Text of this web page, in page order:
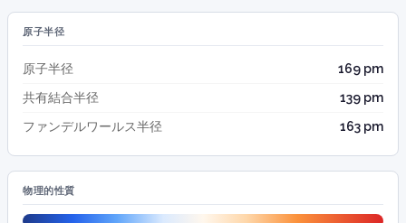
原子半径
原子半径
169 pm
共有結合半径
139 pm
ファンデルワールス半径
163 pm
物理的性質